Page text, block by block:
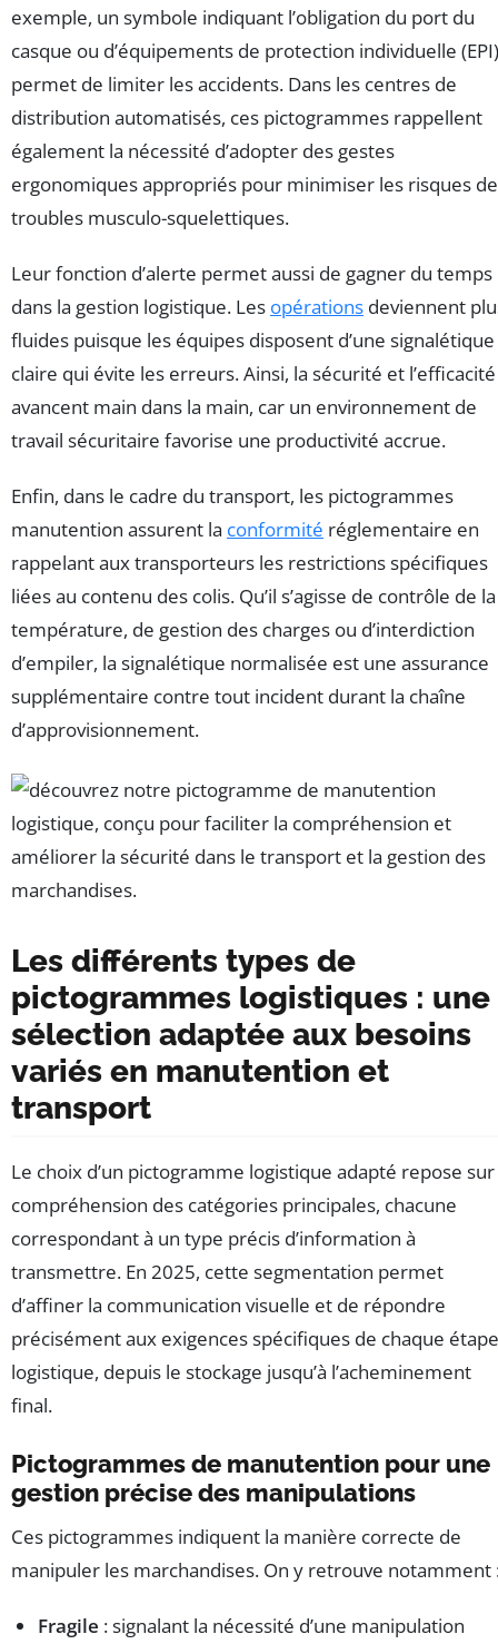
exemple, un symbole indiquant l’obligation du port du
casque ou d’équipements de protection individuelle (EPI)
permet de limiter les accidents. Dans les centres de
distribution automatisés, ces pictogrammes rappellent
également la nécessité d’adopter des gestes
ergonomiques appropriés pour minimiser les risques de
troubles musculo-squelettiques.
Leur fonction d’alerte permet aussi de gagner du temps
dans la gestion logistique. Les opérations deviennent
fluides puisque les équipes disposent d’une signalétique
claire qui évite les erreurs. Ainsi, la sécurité et l’efficacité
avancent main dans la main, car un environnement de
travail sécuritaire favorise une productivité accrue.
Enfin, dans le cadre du transport, les pictogrammes
manutention assurent la conformité réglementaire en
rappelant aux transporteurs les restrictions spécifiques
liées au contenu des colis. Qu’il s’agisse de contrôle de la
température, de gestion des charges ou d’interdiction
d’empiler, la signalétique normalisée est une assurance
supplémentaire contre tout incident durant la chaîne
d’approvisionnement.
Les différents types de
pictogrammes logistiques : une
sélection adaptée aux besoins
variés en manutention et
transport
Le choix d’un pictogramme logistique adapté repose sur
compréhension des catégories principales, chacune
correspondant à un type précis d’information à
transmettre. En 2025, cette segmentation permet
d’affiner la communication visuelle et de répondre
précisément aux exigences spécifiques de chaque étape
logistique, depuis le stockage jusqu’à l’acheminement
final.
Pictogrammes de manutention pour une
gestion précise des manipulations
Ces pictogrammes indiquent la manière correcte de
manipuler les marchandises. On y retrouve notamment
Fragile : signalant la nécessité d’une manipulation